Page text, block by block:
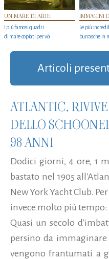
UN MARE DI ARTE
I più famosi quadri
di mare copiati per voi
IMMAGINI
Le più
burrasche in
Articoli
ATLANTIC,
DELLO
98 ANNI
Dodici giorni, 4 ore, 1
bastato nel 1905
New York Yacht Club.
invece molto più tempo:
Quasi un secolo
persino da
vengono frantumati a